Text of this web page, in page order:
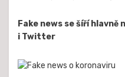
Fake news se šíří
i Twitter